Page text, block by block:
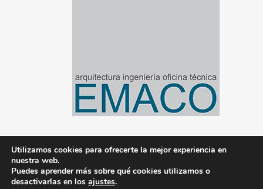
© 2020-2024 Emaco Gestión de Proyectos S.L.
|Aviso legal|Política de privacidad
Utilizamos cookies para ofrecerte la mejor experiencia en
nuestra web.
Puedes aprender más sobre qué cookies utilizamos o
desactivarlas en los ajustes.